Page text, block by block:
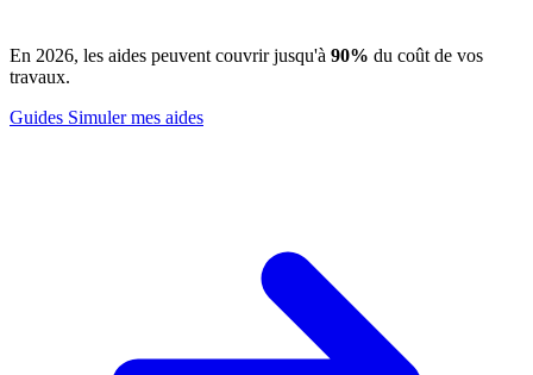
En 2026, les aides peuvent couvrir jusqu'à 90% du coût de vos
travaux.
Guides Simuler mes aides